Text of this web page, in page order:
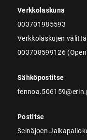
Verkkolaskuna
003701985593
Verkkolaskujen
003708599126
Sähköpostitse
Postitse
Seinäjoen